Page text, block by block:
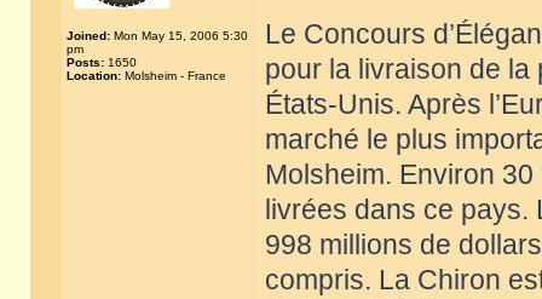
Joined: Mon May 15, 2006 5:30
pm
Posts: 1650
Location: Molsheim - France
Le Concours
pour la livraison de la
États-Unis. Après
marché le plus
Molsheim. Environ
livrées dans ce pays.
998 millions de
compris. La Chiron